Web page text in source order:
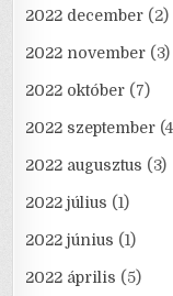
2022 december (2)
2022 november (3)
2022 október (7)
2022 szeptember
2022 augusztus (3)
2022 július (1)
2022 június (1)
2022 április (5)